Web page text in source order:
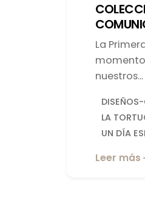
La
nuestros...
LA
UN DÍA
Leer más